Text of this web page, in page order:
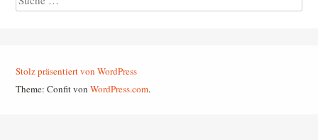
Stolz präsentiert von WordPress
Theme: Confit von WordPress.com.